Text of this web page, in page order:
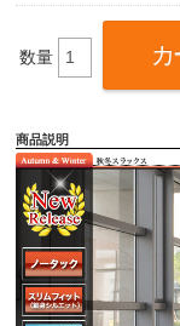
数量
商品説明